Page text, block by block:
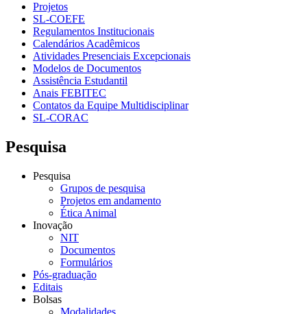
Projetos
SL-COEFE
Regulamentos Institucionais
Calendários Acadêmicos
Atividades Presenciais Excepcionais
Modelos de Documentos
Assistência Estudantil
Anais FEBITEC
Contatos da Equipe Multidisciplinar
SL-CORAC
Pesquisa
Pesquisa
Grupos de pesquisa
Projetos em andamento
Ética Animal
Inovação
NIT
Documentos
Formulários
Pós-graduação
Editais
Bolsas
Modalidades